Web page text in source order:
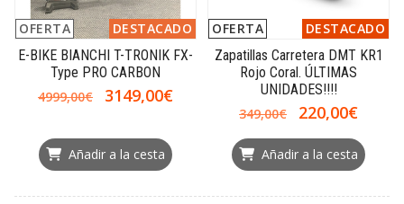
OFERTA DESTACADO
E-BIKE BIANCHI T-TRONIK FX-
Type PRO CARBON
4999,00€
3149,00€
Añadir a la cesta
OFERTA DESTACADO
Zapatillas Carretera DMT KR1
Rojo Coral. ÚLTIMAS
UNIDADES!!!!
349,00€
220,00€
Añadir a la cesta